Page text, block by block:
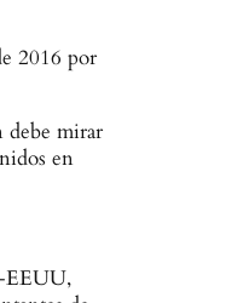
2016 por
debe mirar
en
EEUU,